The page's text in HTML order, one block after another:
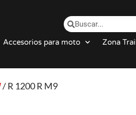
Accesorios para moto Zona
/ R 1200 R M9